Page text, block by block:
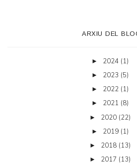
ARXIU DEL
► 2024 (1)
► 2023 (5)
► 2022 (1)
► 2021 (8)
► 2020 (22)
► 2019 (1)
► 2018 (13)
► 2017 (13)